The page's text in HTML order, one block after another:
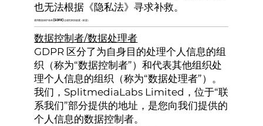
也无法根据《隐私法》寻求补救。
通用数据保护条例 (GDPR) 合规性附加披露（欧盟）
数据控制者/数据处理者
GDPR 区分了为自身目的处理个人信息的组
织（称为“数据控制者”）和代表其他组织处
理个人信息的组织（称为“数据处理者”）。
我们，SplitmediaLabs Limited，位于“联
系我们”部分提供的地址，是您向我们提供的
个人信息的数据控制者。